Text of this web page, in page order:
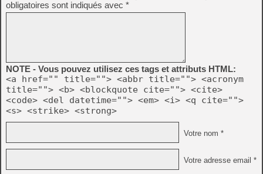
obligatoires sont indiqués avec *
NOTE - Vous pouvez utilisez ces tags et attributs HTML:
<a href="" title=""> <abbr title=""> <acronym
title=""> <b> <blockquote cite=""> <cite>
<code> <del datetime=""> <em> <i> <q cite="">
<s> <strike> <strong>
Votre nom *
Votre adresse email *